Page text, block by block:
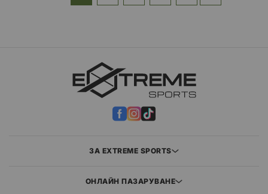
ЗА EXTREME SPORTS
ОНЛАЙН ПАЗАРУВАНЕ